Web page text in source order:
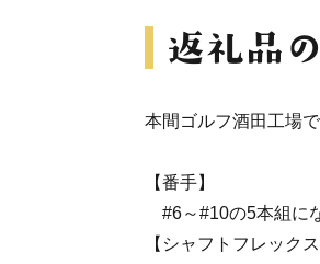
本間ゴルフ酒田工場
【番手】
#6～#10の5本組に
【シャフトフレックス